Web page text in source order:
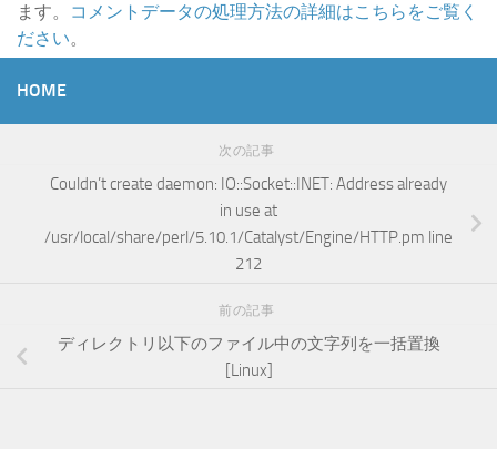
ます。
コメントデータの処理方法の詳細はこちらをご覧く
ださい。
HOME
次の記事
Couldn’t create daemon: IO::Socket::INET: Address already
in use at
/usr/local/share/perl/5.10.1/Catalyst/Engine/HTTP.pm line
212
前の記事
ディレクトリ以下のファイル中の文字列を一括置換
[Linux]